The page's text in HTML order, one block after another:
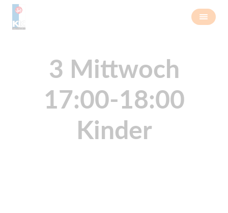
3 Mittwoch
17:00-18:00
Kinder